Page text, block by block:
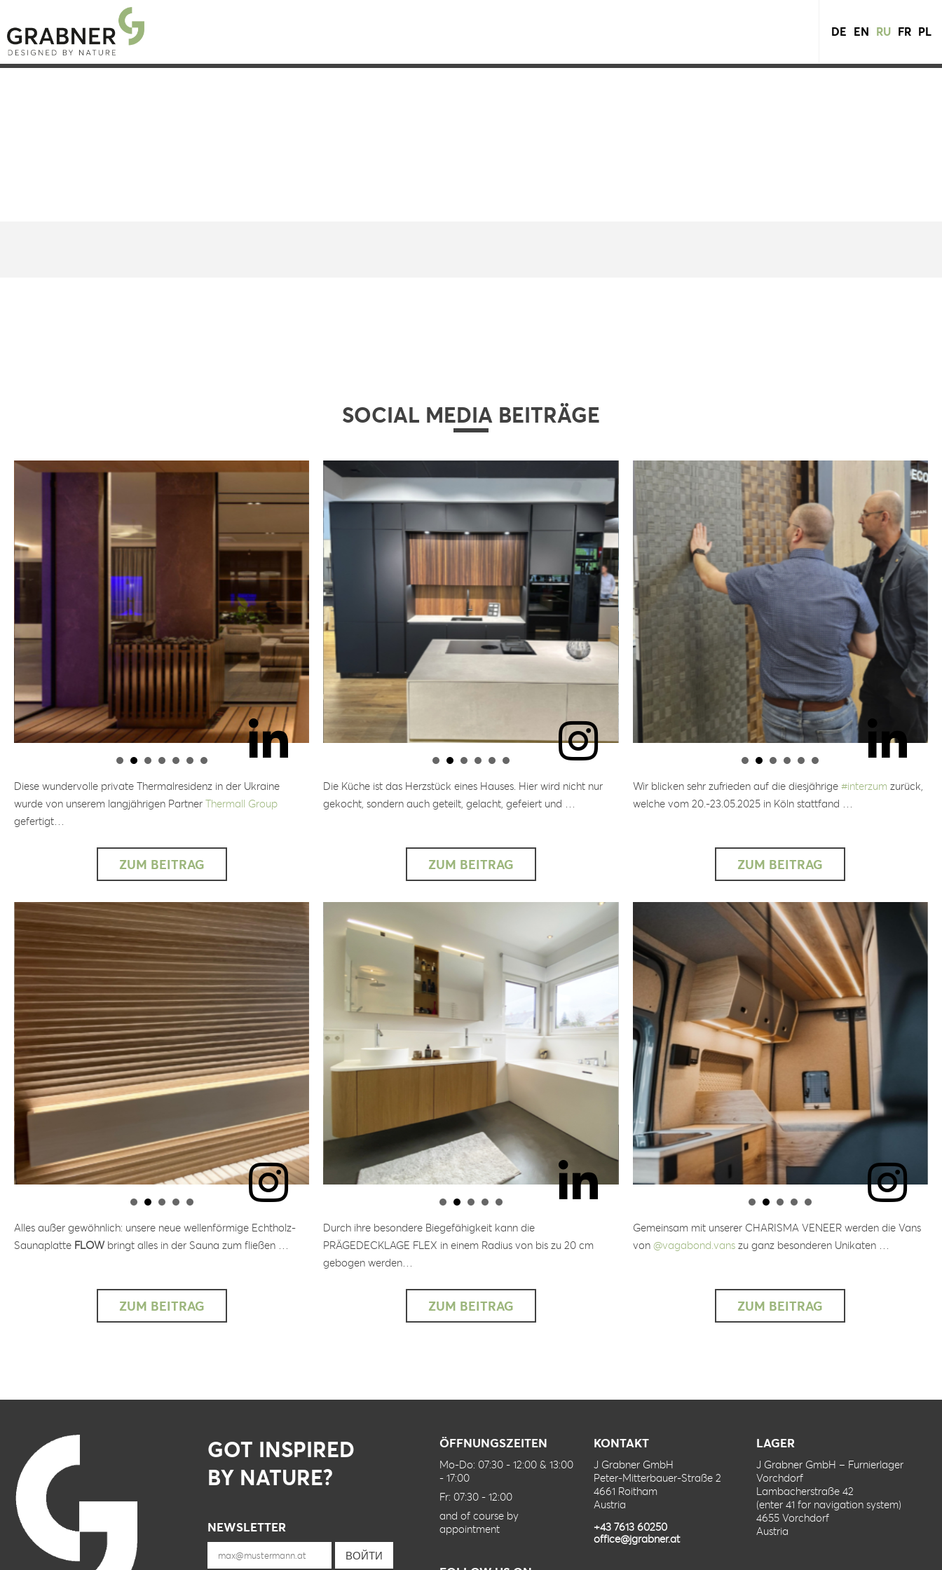
DE EN RU FR PL
SOCIAL MEDIA BEITRÄGE
Diese wundervolle private Thermalresidenz in der Ukraine
wurde von unserem langjährigen Partner Thermall Group
gefertigt…
ZUM BEITRAG
Die Küche ist das Herzstück eines Hauses. Hier wird nicht nur
gekocht, sondern auch geteilt, gelacht, gefeiert und …
ZUM BEITRAG
Wir blicken sehr zufrieden auf die diesjährige #interzum zurück,
welche vom 20.-23.05.2025 in Köln stattfand …
ZUM BEITRAG
Alles außer gewöhnlich: unsere neue wellenförmige Echtholz-
Saunaplatte FLOW bringt alles in der Sauna zum fließen …
ZUM BEITRAG
Durch ihre besondere Biegefähigkeit kann die
PRÄGEDECKLAGE FLEX in einem Radius von bis zu 20 cm
gebogen werden…
ZUM BEITRAG
Gemeinsam mit unserer CHARISMA VENEER werden die Vans
von @vagabond.vanszu ganz besonderen Unikaten …
ZUM BEITRAG
GOT INSPIRED
BY NATURE?
NEWSLETTER
ÖFFNUNGSZEITEN
Mo-Do: 07:30 - 12:00 & 13:00
- 17:00
Fr: 07:30 - 12:00
and of course by
appointment
KONTAKT
J Grabner GmbH
Peter-Mitterbauer-Straße 2
4661 Roitham
Austria
+43 7613 60250
office@jgrabner.at
LAGER
J Grabner GmbH – Furnierlager
Vorchdorf
Lambacherstraße 42
(enter 41 for navigation system)
4655 Vorchdorf
Austria